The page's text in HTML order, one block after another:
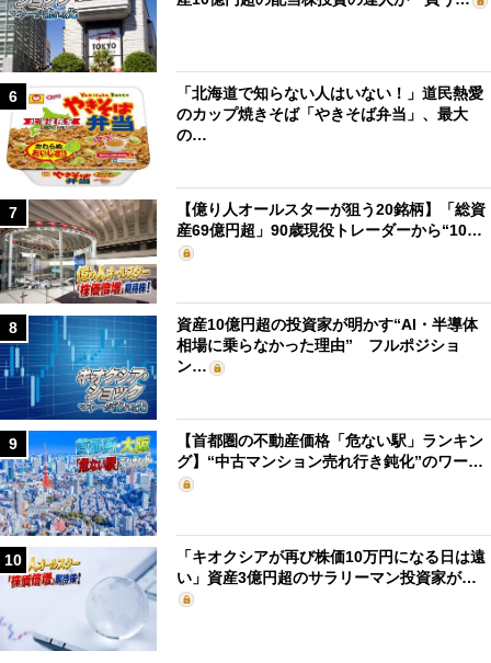
6
「北海道で知らない人はいない！」道民熱愛
のカップ焼きそば「やきそば弁当」、最大
の…
7
【億り人オールスターが狙う20銘柄】「総資
産69億円超」90歳現役トレーダーから“10…
8
資産10億円超の投資家が明かす“AI・半導体
相場に乗らなかった理由” フルポジショ
ン…
9
【首都圏の不動産価格「危ない駅」ランキン
グ】“中古マンション売れ行き鈍化”のワー…
10
「キオクシアが再び株価10万円になる日は遠
い」資産3億円超のサラリーマン投資家が…